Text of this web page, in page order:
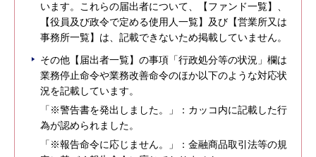
います。これらの届出者について、【ファンド一覧】、
【役員及び政令で定める使用人一覧】及び【営業所又は
事務所一覧】は、記載できないため掲載していません。
その他【届出者一覧】の事項「行政処分等の状況」欄は
業務停止命令や業務改善命令のほか以下のような対応状
況を記載しています。
「※警告書を発出しました。」：カッコ内に記載した行
為が認められました。
「※報告命令に応じません。」：金融商品取引法等の規